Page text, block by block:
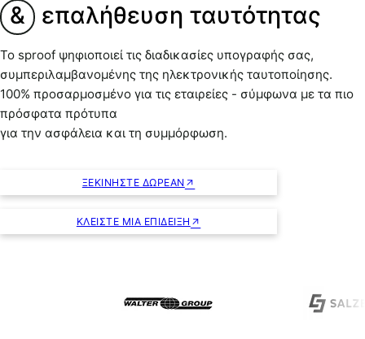
& επαλήθευση ταυτότητας
Το sproof ψηφιοποιεί τις διαδικασίες υπογραφής σας,
συμπεριλαμβανομένης της ηλεκτρονικής ταυτοποίησης.
100% προσαρμοσμένο για τις εταιρείες - σύμφωνα με τα πιο
πρόσφατα πρότυπα
για την ασφάλεια και τη συμμόρφωση.
ΞΕΚΙΝΉΣΤΕ ΔΩΡΕΆΝ
ΚΛΕΊΣΤΕ ΜΙΑ ΕΠΊΔΕΙΞΗ